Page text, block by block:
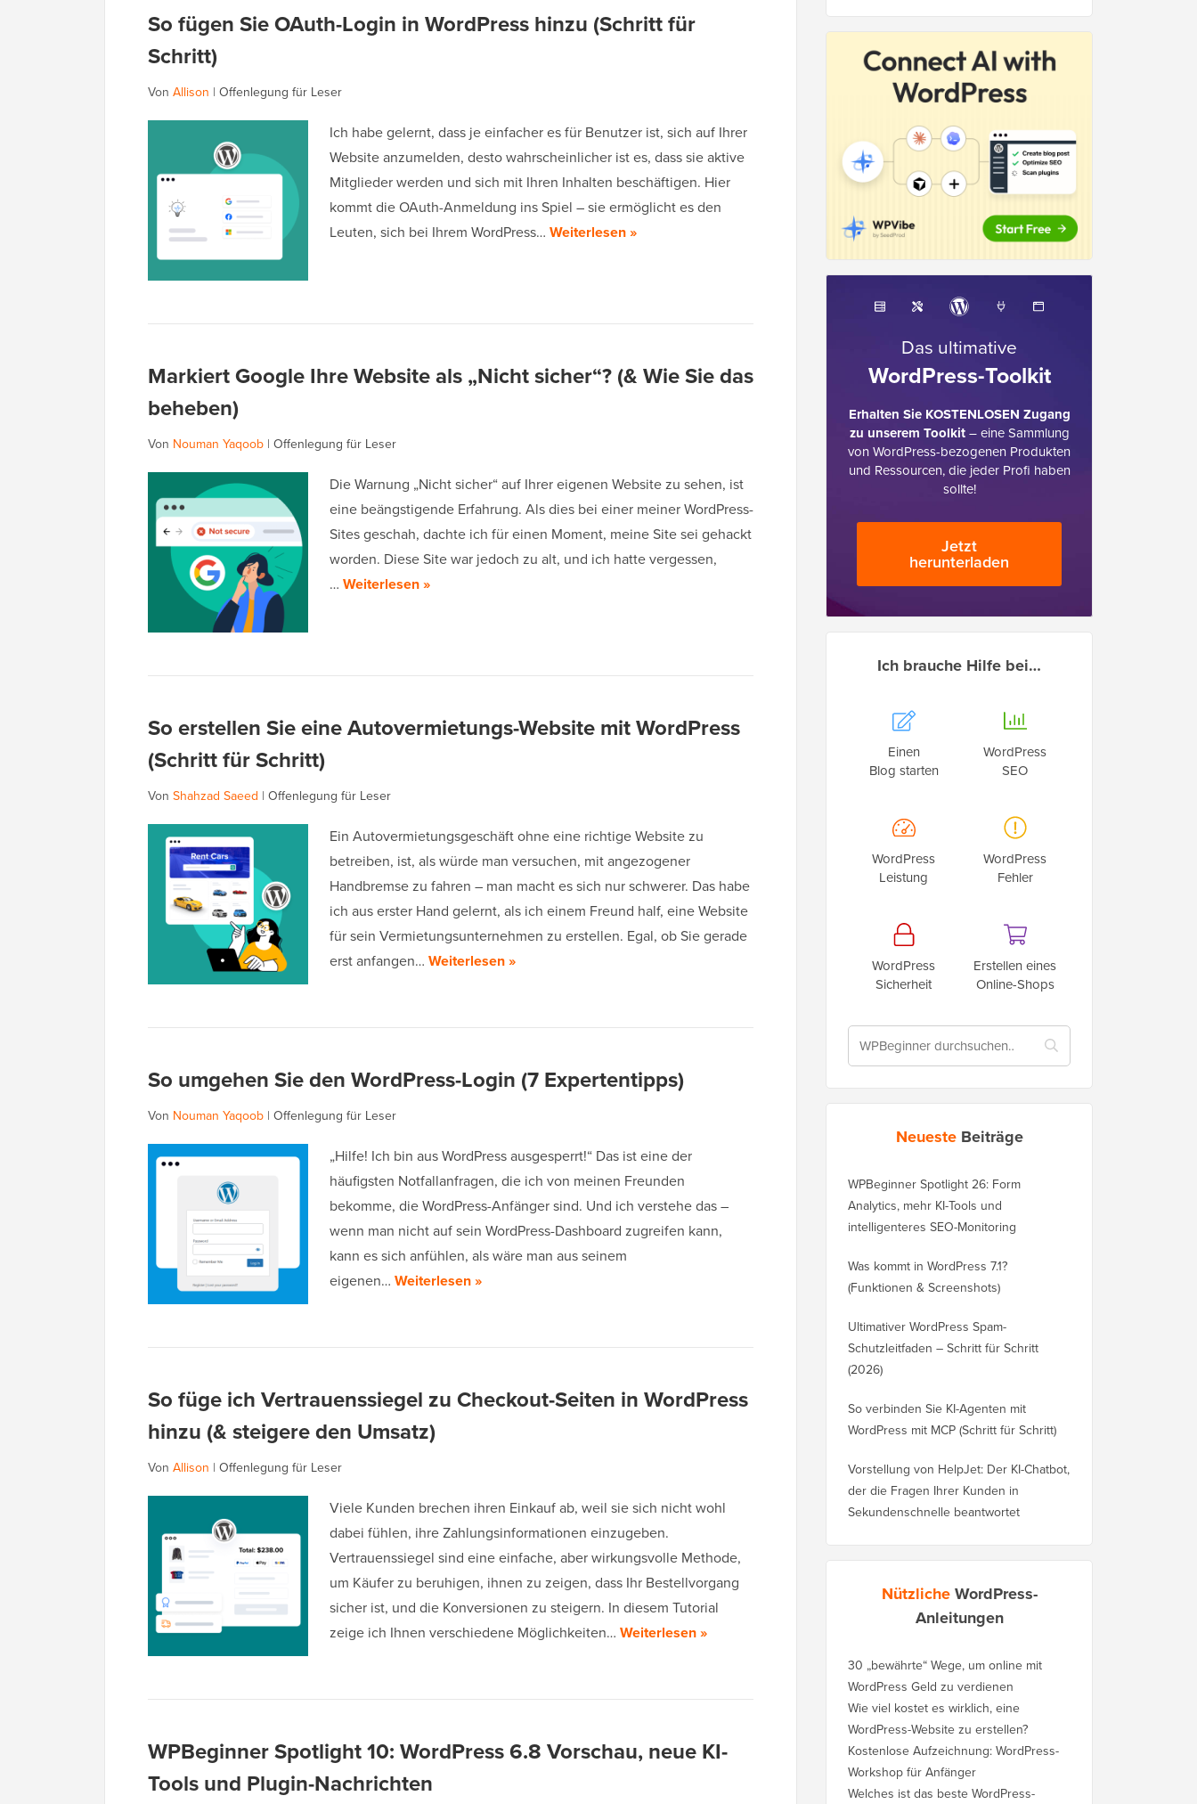
So fügen Sie OAuth-Login in WordPress hinzu (Schritt für
Schritt)
Von Allison | Offenlegung für Leser
Ich habe gelernt, dass je einfacher es für Benutzer ist, sich auf Ihrer
Website anzumelden, desto wahrscheinlicher ist es, dass sie aktive
Mitglieder werden und sich mit Ihren Inhalten beschäftigen. Hier
kommt die OAuth-Anmeldung ins Spiel – sie ermöglicht es den
Leuten, sich bei Ihrem WordPress… Weiterlesen »
Markiert Google Ihre Website als „Nicht sicher“? (& Wie Sie das
beheben)
Von Nouman Yaqoob | Offenlegung für Leser
Die Warnung „Nicht sicher“ auf Ihrer eigenen Website zu sehen, ist
eine beängstigende Erfahrung. Als dies bei einer meiner WordPress-
Sites geschah, dachte ich für einen Moment, meine Site sei gehackt
worden. Diese Site war jedoch zu alt, und ich hatte vergessen,
… Weiterlesen »
So erstellen Sie eine Autovermietungs-Website mit WordPress
(Schritt für Schritt)
Von Shahzad Saeed | Offenlegung für Leser
Ein Autovermietungsgeschäft ohne eine richtige Website zu
betreiben, ist, als würde man versuchen, mit angezogener
Handbremse zu fahren – man macht es sich nur schwerer. Das habe
ich aus erster Hand gelernt, als ich einem Freund half, eine Website
für sein Vermietungsunternehmen zu erstellen. Egal, ob Sie gerade
erst anfangen… Weiterlesen »
So umgehen Sie den WordPress-Login (7 Expertentipps)
Von Nouman Yaqoob | Offenlegung für Leser
„Hilfe! Ich bin aus WordPress ausgesperrt!“ Das ist eine der
häufigsten Notfallanfragen, die ich von meinen Freunden
bekomme, die WordPress-Anfänger sind. Und ich verstehe das –
wenn man nicht auf sein WordPress-Dashboard zugreifen kann,
kann es sich anfühlen, als wäre man aus seinem
eigenen… Weiterlesen »
So füge ich Vertrauenssiegel zu Checkout-Seiten in WordPress
hinzu (& steigere den Umsatz)
Von Allison | Offenlegung für Leser
Viele Kunden brechen ihren Einkauf ab, weil sie sich nicht wohl
dabei fühlen, ihre Zahlungsinformationen einzugeben.
Vertrauenssiegel sind eine einfache, aber wirkungsvolle Methode,
um Käufer zu beruhigen, ihnen zu zeigen, dass Ihr Bestellvorgang
sicher ist, und die Konversionen zu steigern. In diesem Tutorial
zeige ich Ihnen verschiedene Möglichkeiten… Weiterlesen »
WPBeginner Spotlight 10: WordPress 6.8 Vorschau, neue KI-
Tools und Plugin-Nachrichten
Das ultimative
WordPress-Toolkit
Erhalten Sie KOSTENLOSEN Zugang
zu unserem Toolkit– eine Sammlung
von WordPress-bezogenen Produkten
und Ressourcen, die jeder Profi haben
sollte!
Jetzt
herunterladen
Ich brauche Hilfe bei…
Einen
Blog starten
WordPress
SEO
WordPress
Leistung
WordPress
Fehler
WordPress
Sicherheit
Erstellen eines
Online-Shops
Neueste Beiträge
WPBeginner Spotlight 26: Form
Analytics, mehr KI-Tools und
intelligenteres SEO-Monitoring
Was kommt in WordPress 7.1?
(Funktionen & Screenshots)
Ultimativer WordPress Spam-
Schutzleitfaden – Schritt für Schritt
(2026)
So verbinden Sie KI-Agenten mit
WordPress mit MCP (Schritt für Schritt)
Vorstellung von HelpJet: Der KI-Chatbot,
der die Fragen Ihrer Kunden in
Sekundenschnelle beantwortet
NützlicheWordPress-
Anleitungen
30 „bewährte“ Wege, um online mit
WordPress Geld zu verdienen
Wie viel kostet es wirklich, eine
WordPress-Website zu erstellen?
Kostenlose Aufzeichnung: WordPress-
Workshop für Anfänger
Welches ist das beste WordPress-